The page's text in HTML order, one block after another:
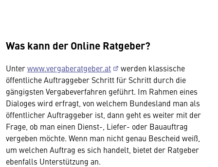
Was kann der Online Ratgeber?
Unterwww.vergaberatgeber.at
werden klassische
öffentliche Auftraggeber Schritt für Schritt durch die
gängigsten Vergabeverfahren geführt. Im Rahmen eines
Dialoges wird erfragt, von welchem Bundesland man als
öffentlicher Auftraggeber ist, dann geht es weiter mit der
Frage, ob man einen Dienst-, Liefer- oder Bauauftrag
vergeben möchte. Wenn man nicht genau Bescheid weiß,
um welchen Auftrag es sich handelt, bietet der Ratgeber
ebenfalls Unterstützung an.